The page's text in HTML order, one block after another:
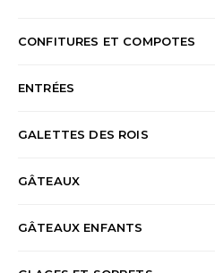
CONFITURES ET COMPOTES
ENTRÉES
GALETTES DES ROIS
GÂTEAUX
GÂTEAUX ENFANTS